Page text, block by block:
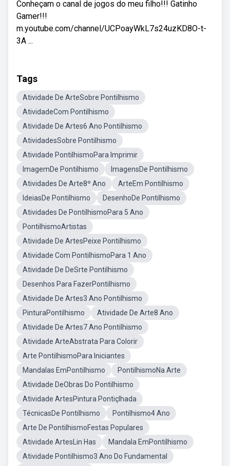
Conheçam o canal de jogos do meu filho!!! Gatinho
Gamer!!!
m.youtube.com/channel/UCPoayWkL7s24uzKD8O-t-
3A ...
Tags
Atividade De ArteSobre Pontilhismo
AtividadeCom Pontilhismo
Atividade De Artes6 Ano Pontilhismo
AtividadesSobre Pontilhismo
Atividade PontilhismoPara Imprimir
ImagemDe Pontilhismo
ImagensDe Pontilhismo
Atividades De Arte8º Ano
ArteEm Pontilhismo
IdeiasDe Pontilhismo
DesenhoDe Pontilhismo
Atividades De PontilhismoPara 5 Ano
PontilhismoArtistas
Atividade De ArtesPeixe Pontilhismo
Atividade Com PontilhismoPara 1 Ano
Atividade De DeSrte Pontilhismo
Desenhos Para FazerPontilhismo
Atividade De Artes3 Ano Pontilhismo
PinturaPontilhismo
Atividade De Arte8 Ano
Atividade De Artes7 Ano Pontilhismo
Atividade ArteAbstrata Para Colorir
Arte PontilhismoPara Iniciantes
Mandalas EmPontilhismo
PontilhismoNa Arte
Atividade DeObras Do Pontilhismo
Atividade ArtesPintura Pontiçlhada
TécnicasDe Pontilhismo
Pontilhismo4 Ano
Arte De PontilhismoFestas Populares
Atividade ArtesLin Has
Mandala EmPontilhismo
Atividade Pontilhismo3 Ano Do Fundamental